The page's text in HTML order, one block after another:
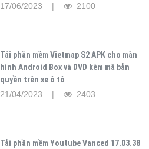
17/06/2023 |
2100
Tải phần mềm Vietmap S2 APK cho màn
hình Android Box và DVD kèm mã bản
quyền trên xe ô tô
21/04/2023 |
2403
Tải phần mềm Youtube Vanced 17.03.38